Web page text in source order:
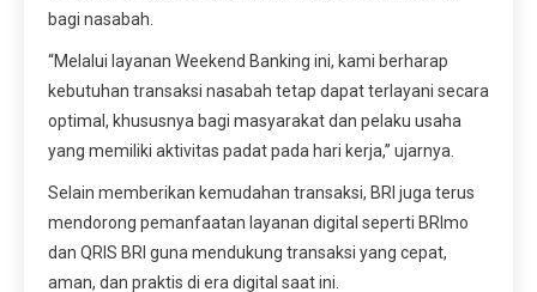
bagi nasabah.
“Melalui layanan Weekend Banking ini, kami berharap
kebutuhan transaksi nasabah tetap dapat terlayani secara
optimal, khususnya bagi masyarakat dan pelaku usaha
yang memiliki aktivitas padat pada hari kerja,” ujarnya.
Selain memberikan kemudahan transaksi, BRI juga terus
mendorong pemanfaatan layanan digital seperti BRImo
dan QRIS BRI guna mendukung transaksi yang cepat,
aman, dan praktis di era digital saat ini.